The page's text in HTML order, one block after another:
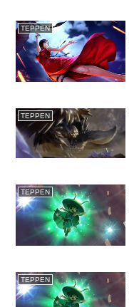
TEPPEN
TEPPEN
TEPPEN
TEPPEN